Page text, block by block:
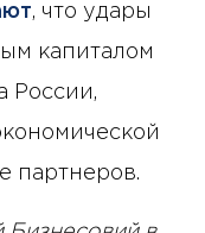
, что удары
капиталом
России,
партнеров.